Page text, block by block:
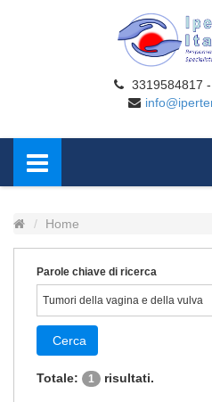
3319584817
Home
Parole chiave di ricerca
Cerca
Totale: 1 risultati.